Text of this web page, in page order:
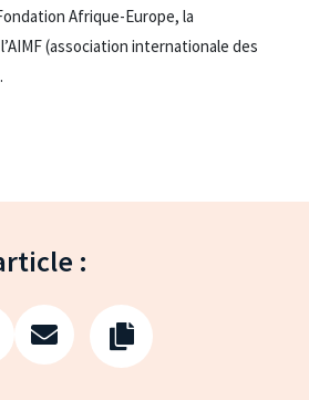
Afrique-Europe, la
(association internationale des
: